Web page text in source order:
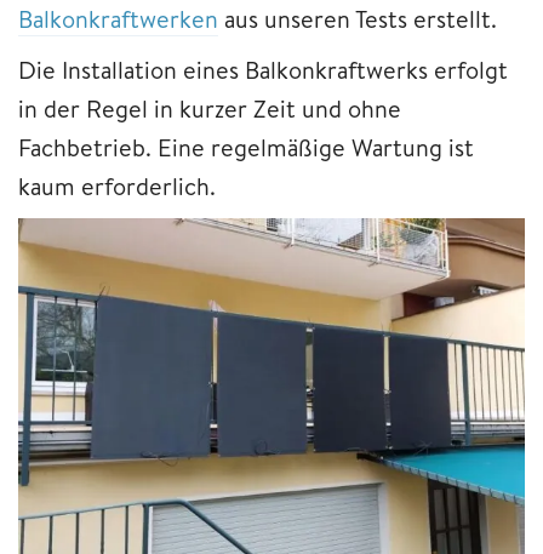
Balkonkraftwerken aus unseren Tests erstellt.
Die Installation eines Balkonkraftwerks erfolgt
in der Regel in kurzer Zeit und ohne
Fachbetrieb. Eine regelmäßige Wartung ist
kaum erforderlich.